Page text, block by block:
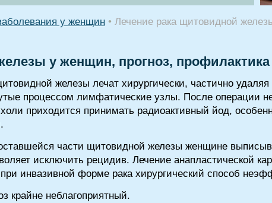
у женщин • Лечение рака щитовидной
у женщин, прогноз, профилактика
железы лечат хирургически, частично удаляя
процессом лимфатические узлы. После операции
приходится принимать радиоактивный йод,
части щитовидной железы женщине
исключить рецидив. Лечение анапластической
инвазивной форме рака хирургический способ
крайне неблагоприятный.